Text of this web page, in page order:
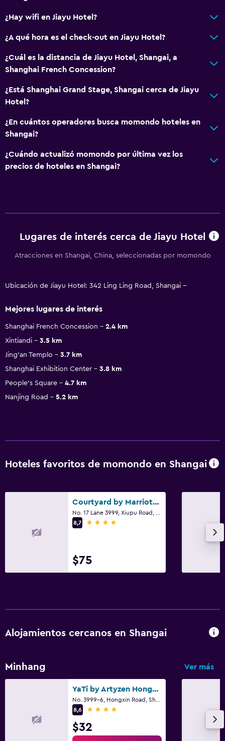
¿Hay wifi en Jiayu Hotel?
¿A qué hora es el check-out en Jiayu Hotel?
¿Cuál es la distancia de Jiayu Hotel, Shangai, a
Shanghai French Concession?
¿Está Shanghai Grand Stage, Shangai cerca de Jiayu
Hotel?
¿En cuántos operadores busca momondo hoteles en
Shangai?
¿Cuándo actualizó momondo por última vez los
precios de hoteles en Shangai?
Lugares de interés cerca de Jiayu Hotel
Atracciones en Shangai, China, seleccionadas por momondo
Ubicación de Jiayu Hotel: 342 Ling Ling Road, Shangai --
Mejores lugares de interés
Shanghai French Concession
2.4 km
Xintiandi
3.5 km
Jing'an Templo
3.7 km
Shanghai Exhibition Center
3.8 km
People's Square
4.7 km
Nanjing Road
5.2 km
Hoteles favoritos de momondo en Shangai
Courtyard by Marriott Shanghai International Tourism and Resorts Zone
8,7
4 estrellas
$75
Alojamientos cercanos en Shangai
Minhang Ver más
YaTi by Artyzen Hongqiao Shanghai
8,6
4 estrellas
$32